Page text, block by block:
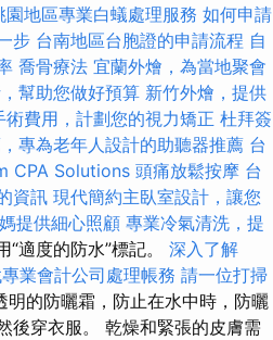
地區專業白蟻處理服務 如何申請
步 台南地區台胞證的申請流程 自
喬骨療法 宜蘭外燴，為當地聚會
幫助您做好預算 新竹外燴，提供
費用，計劃您的視力矯正 杜拜簽
專為老年人設計的助聽器推薦 台
CPA Solutions 頭痛放鬆按摩 台
資訊 現代簡約主臥室設計，讓您
提供細心照顧 專業冷氣清洗，提
“適度的防水”標記。 深入了解
業會計公司處理帳務 請一位打掃
明的防曬霜，防止在水中時，防曬
後穿衣服。 乾燥和緊張的皮膚需